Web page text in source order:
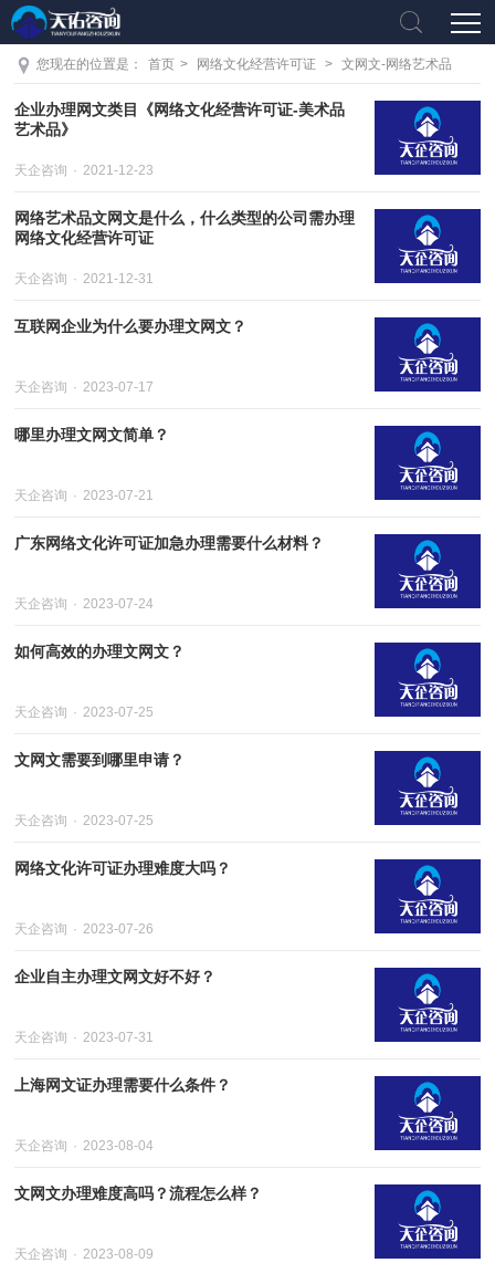
您现在的位置是： 首页 > 网络文化经营许可证 > 文网文-网络艺术品
企业办理网文类目《网络文化经营许可证-美术品
艺术品》
天企咨询 2021-12-23
网络艺术品文网文是什么，什么类型的公司需办理
网络文化经营许可证
天企咨询 2021-12-31
互联网企业为什么要办理文网文？
天企咨询 2023-07-17
哪里办理文网文简单？
天企咨询 2023-07-21
广东网络文化许可证加急办理需要什么材料？
天企咨询 2023-07-24
如何高效的办理文网文？
天企咨询 2023-07-25
文网文需要到哪里申请？
天企咨询 2023-07-25
网络文化许可证办理难度大吗？
天企咨询 2023-07-26
企业自主办理文网文好不好？
天企咨询 2023-07-31
上海网文证办理需要什么条件？
天企咨询 2023-08-04
文网文办理难度高吗？流程怎么样？
天企咨询 2023-08-09